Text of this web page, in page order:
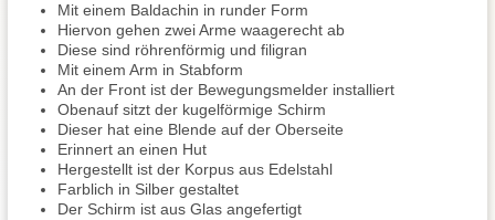
Mit einem Baldachin in runder Form
Hiervon gehen zwei Arme waagerecht ab
Diese sind röhrenförmig und filigran
Mit einem Arm in Stabform
An der Front ist der Bewegungsmelder installiert
Obenauf sitzt der kugelförmige Schirm
Dieser hat eine Blende auf der Oberseite
Erinnert an einen Hut
Hergestellt ist der Korpus aus Edelstahl
Farblich in Silber gestaltet
Der Schirm ist aus Glas angefertigt